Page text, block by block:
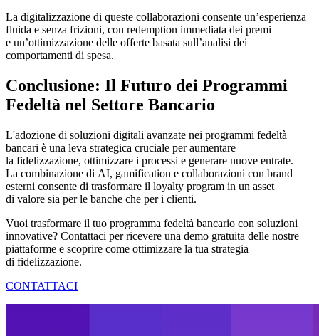
La digitalizzazione di queste collaborazioni consente un’esperienza
fluida e senza frizioni, con redemption immediata dei premi
e un’ottimizzazione delle offerte basata sull’analisi dei
comportamenti di spesa.
Conclusione: Il Futuro dei Programmi
Fedeltà nel Settore Bancario
L'adozione di soluzioni digitali avanzate nei programmi fedeltà
bancari è una leva strategica cruciale per aumentare
la fidelizzazione, ottimizzare i processi e generare nuove entrate.
La combinazione di AI, gamification e collaborazioni con brand
esterni consente di trasformare il loyalty program in un asset
di valore sia per le banche che per i clienti.
Vuoi trasformare il tuo programma fedeltà bancario con soluzioni
innovative? Contattaci per ricevere una demo gratuita delle nostre
piattaforme e scoprire come ottimizzare la tua strategia
di fidelizzazione.
CONTATTACI